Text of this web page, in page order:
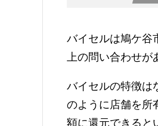
バイセルは鳩ケ谷
上の問い合わせが
バイセルの特徴は
のように店舗を所
額に還元できると